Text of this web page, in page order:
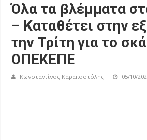
Όλα τα βλέμματα
– Καταθέτει στην
την Τρίτη για το
ΟΠΕΚΕΠΕ
Κωνσταντίνος Καραποστόλης 05/10/